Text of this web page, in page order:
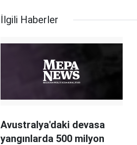
İlgili Haberler
Avustralya'daki devasa
yangınlarda 500 milyon